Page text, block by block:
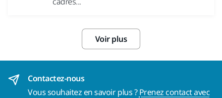
Voir plus
Contactez-nous
Vous souhaitez en savoir plus ?Prenez contact avec